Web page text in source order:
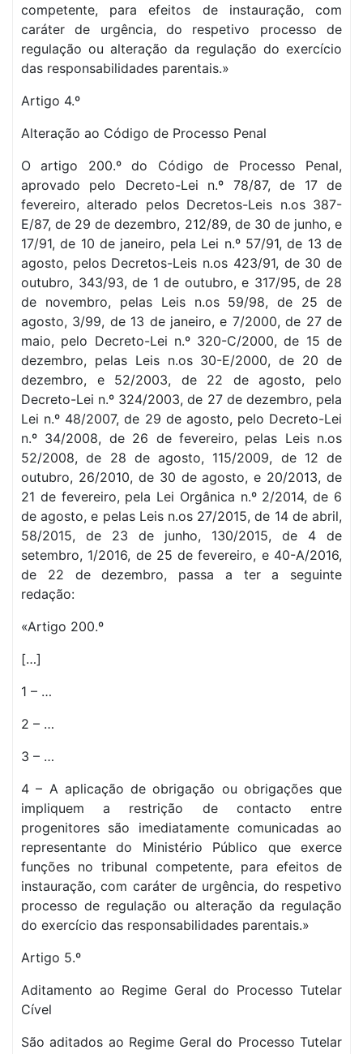
competente, para efeitos de instauração, com
caráter de urgência, do respetivo processo de
regulação ou alteração da regulação do exercício
das responsabilidades parentais.»
Artigo 4.º
Alteração ao Código de Processo Penal
O artigo 200.º do Código de Processo Penal,
aprovado pelo Decreto-Lei n.º 78/87, de 17 de
fevereiro, alterado pelos Decretos-Leis n.os 387-
E/87, de 29 de dezembro, 212/89, de 30 de junho, e
17/91, de 10 de janeiro, pela Lei n.º 57/91, de 13 de
agosto, pelos Decretos-Leis n.os 423/91, de 30 de
outubro, 343/93, de 1 de outubro, e 317/95, de 28
de novembro, pelas Leis n.os 59/98, de 25 de
agosto, 3/99, de 13 de janeiro, e 7/2000, de 27 de
maio, pelo Decreto-Lei n.º 320-C/2000, de 15 de
dezembro, pelas Leis n.os 30-E/2000, de 20 de
dezembro, e 52/2003, de 22 de agosto, pelo
Decreto-Lei n.º 324/2003, de 27 de dezembro, pela
Lei n.º 48/2007, de 29 de agosto, pelo Decreto-Lei
n.º 34/2008, de 26 de fevereiro, pelas Leis n.os
52/2008, de 28 de agosto, 115/2009, de 12 de
outubro, 26/2010, de 30 de agosto, e 20/2013, de
21 de fevereiro, pela Lei Orgânica n.º 2/2014, de 6
de agosto, e pelas Leis n.os 27/2015, de 14 de abril,
58/2015, de 23 de junho, 130/2015, de 4 de
setembro, 1/2016, de 25 de fevereiro, e 40-A/2016,
de 22 de dezembro, passa a ter a seguinte
redação:
«Artigo 200.º
[…]
1 – …
2 – …
3 – …
4 – A aplicação de obrigação ou obrigações que
impliquem a restrição de contacto entre
progenitores são imediatamente comunicadas ao
representante do Ministério Público que exerce
funções no tribunal competente, para efeitos de
instauração, com caráter de urgência, do respetivo
processo de regulação ou alteração da regulação
do exercício das responsabilidades parentais.»
Artigo 5.º
Aditamento ao Regime Geral do Processo Tutelar
Cível
São aditados ao Regime Geral do Processo Tutelar